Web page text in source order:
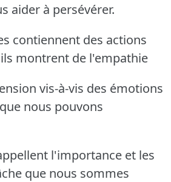
aider à persévérer.
contiennent des actions
montrent de l'empathie
vis-à-vis des émotions
nous pouvons
l'importance et les
que nous sommes